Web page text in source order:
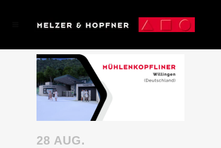
28 AUG.